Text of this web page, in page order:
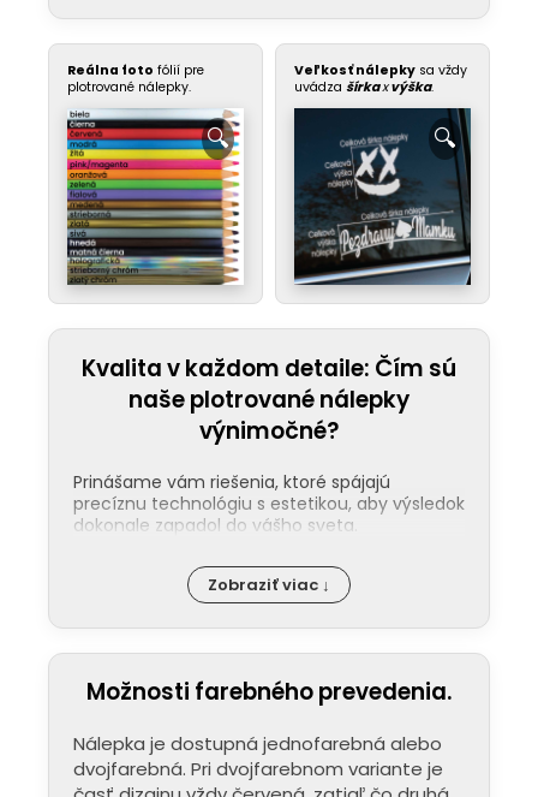
Reálna foto fólií pre
plotrované nálepky.
Veľkosť nálepky sa vždy
uvádza šírkaxvýška.
Kvalita v každom detaile: Čím sú
naše plotrované nálepky
výnimočné?
Prinášame vám riešenia, ktoré spájajú
precíznu technológiu s estetikou, aby výsledok
dokonale zapadol do vášho sveta.
Jednoduchá aplikácia: Nalepenie
našej nálepky zvládne každý. Ku každej
sprievodcu na našomYouTube.
nálepky sú pripravené na náročné
vonkajšie podmienky. Používame
prémiové fólie, ktoré si dlhodobo
Zobraziť viac ↓
Možnosti farebného prevedenia.
Nálepka je dostupná jednofarebná alebo
dvojfarebná. Pri dvojfarebnom variante je